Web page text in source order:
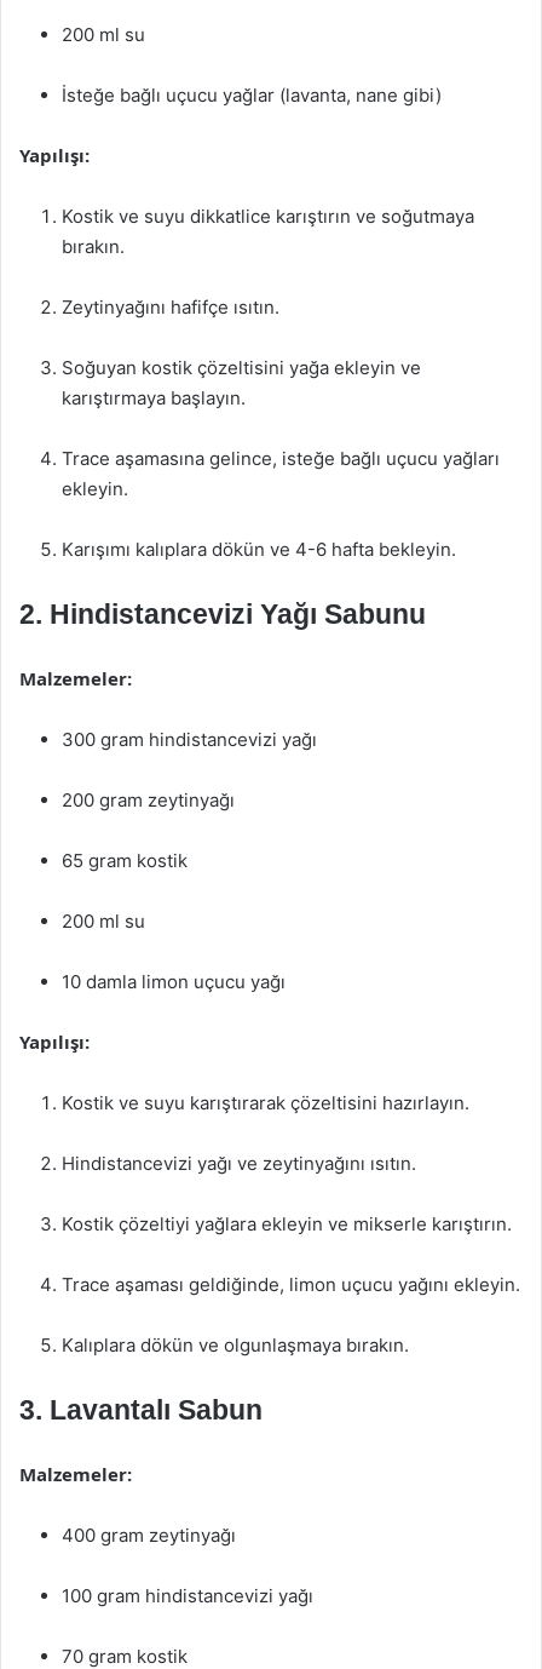
200 ml su
İsteğe bağlı uçucu yağlar (lavanta, nane gibi)
Yapılışı:
Kostik ve suyu dikkatlice karıştırın ve soğutmaya
bırakın.
Zeytinyağını hafifçe ısıtın.
Soğuyan kostik çözeltisini yağa ekleyin ve
karıştırmaya başlayın.
Trace aşamasına gelince, isteğe bağlı uçucu yağları
ekleyin.
Karışımı kalıplara dökün ve 4-6 hafta bekleyin.
2. Hindistancevizi Yağı Sabunu
Malzemeler:
300 gram hindistancevizi yağı
200 gram zeytinyağı
65 gram kostik
200 ml su
10 damla limon uçucu yağı
Yapılışı:
Kostik ve suyu karıştırarak çözeltisini hazırlayın.
Hindistancevizi yağı ve zeytinyağını ısıtın.
Kostik çözeltiyi yağlara ekleyin ve mikserle karıştırın.
Trace aşaması geldiğinde, limon uçucu yağını ekleyin.
Kalıplara dökün ve olgunlaşmaya bırakın.
3. Lavantalı Sabun
Malzemeler:
400 gram zeytinyağı
100 gram hindistancevizi yağı
70 gram kostik